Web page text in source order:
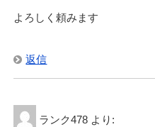
よろしく頼みます
返信
ランク478 より: